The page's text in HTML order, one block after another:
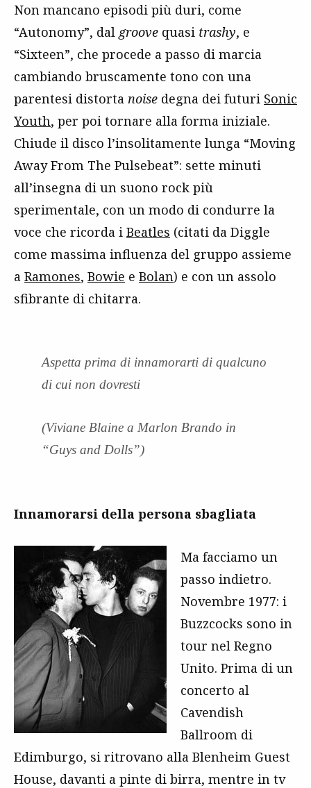
Non mancano episodi più duri, come
“Autonomy”, dal groove quasi trashy, e
“Sixteen”, che procede a passo di marcia
cambiando bruscamente tono con una
parentesi distorta noise degna dei futuri Sonic
Youth, per poi tornare alla forma iniziale.
Chiude il disco l’insolitamente lunga “Moving
Away From The Pulsebeat”: sette minuti
all’insegna di un suono rock più
sperimentale, con un modo di condurre la
voce che ricorda i Beatles (citati da Diggle
come massima influenza del gruppo assieme
a Ramones, Bowie e Bolan) e con un assolo
sfibrante di chitarra.
Aspetta prima di innamorarti di qualcuno
di cui non dovresti
(Viviane Blaine a Marlon Brando in
“Guys and Dolls”)
Innamorarsi della persona sbagliata
Ma facciamo un
passo indietro.
Novembre 1977: i
Buzzcocks sono in
tour nel Regno
Unito. Prima di un
concerto al
Cavendish
Ballroom di
Edimburgo, si ritrovano alla Blenheim Guest
House, davanti a pinte di birra, mentre in tv